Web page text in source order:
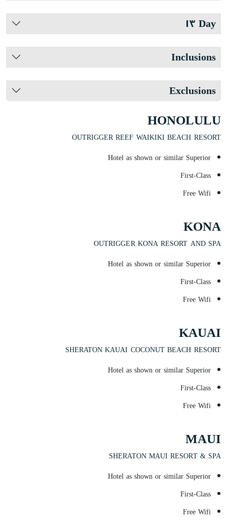
Day ١٣
Inclusions
Exclusions
HONOLULU
OUTRIGGER REEF WAIKIKI BEACH RESORT
Hotel as shown or similar Superior
First-Class
Free Wifi
KONA
OUTRIGGER KONA RESORT AND SPA
Hotel as shown or similar Superior
First-Class
Free Wifi
KAUAI
SHERATON KAUAI COCONUT BEACH RESORT
Hotel as shown or similar Superior
First-Class
Free Wifi
MAUI
SHERATON MAUI RESORT & SPA
Hotel as shown or similar Superior
First-Class
Free Wifi